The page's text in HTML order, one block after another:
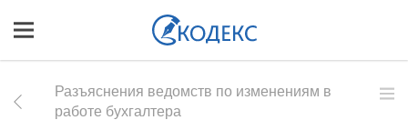
Разъяснения ведомств по изменениям в
работе бухгалтера